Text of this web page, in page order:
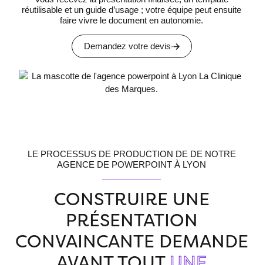
réutilisable et un guide d’usage ; votre équipe peut ensuite
faire vivre le document en autonomie.
Demandez votre devis
LE PROCESSUS DE PRODUCTION DE DE NOTRE
AGENCE DE POWERPOINT À LYON
CONSTRUIRE UNE
PRÉSENTATION
CONVAINCANTE DEMANDE